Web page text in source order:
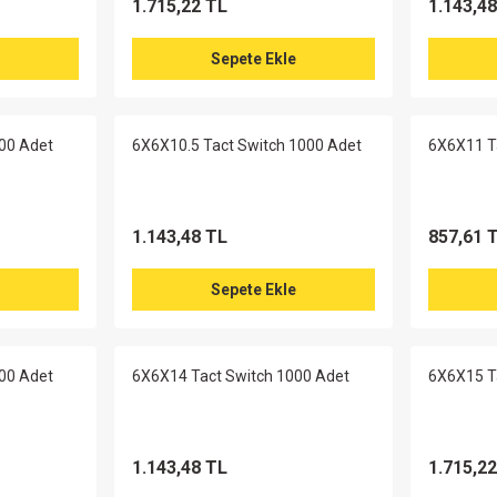
1.715,22 TL
Sepete Ekle
Adet 6X6X10.5 Tact Switch 1000 Adet
1.143,48 TL
Sepete Ekle
6X6X11
857,61
Adet 6X6X14 Tact Switch 1000 Adet
1.143,48 TL
6X6X15